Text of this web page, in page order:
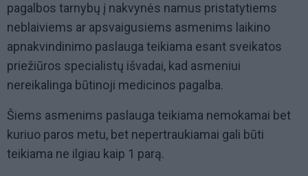
pagalbos tarnybų į nakvynės namus pristatytiems
neblaiviems ar apsvaigusiems asmenims laikino
apnakvindinimo paslauga teikiama esant sveikatos
priežiūros specialistų išvadai, kad asmeniui
nereikalinga būtinoji medicinos pagalba.
Šiems asmenims paslauga teikiama nemokamai bet
kuriuo paros metu, bet nepertraukiamai gali būti
teikiama ne ilgiau kaip 1 parą.